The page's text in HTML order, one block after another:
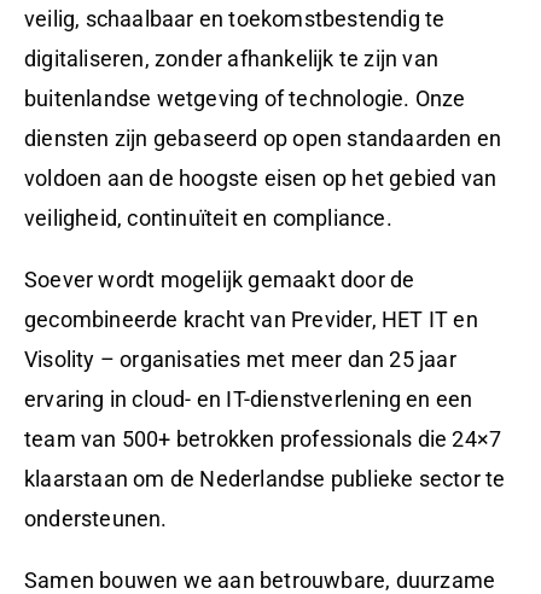
veilig, schaalbaar en toekomstbestendig te
digitaliseren, zonder afhankelijk te zijn van
buitenlandse wetgeving of technologie. Onze
diensten zijn gebaseerd op open standaarden en
voldoen aan de hoogste eisen op het gebied van
veiligheid, continuïteit en compliance.
Soever wordt mogelijk gemaakt door de
gecombineerde kracht van Previder, HET IT en
Visolity – organisaties met meer dan 25 jaar
ervaring in cloud- en IT-dienstverlening en een
team van 500+ betrokken professionals die 24×7
klaarstaan om de Nederlandse publieke sector te
ondersteunen.
Samen bouwen we aan betrouwbare, duurzame